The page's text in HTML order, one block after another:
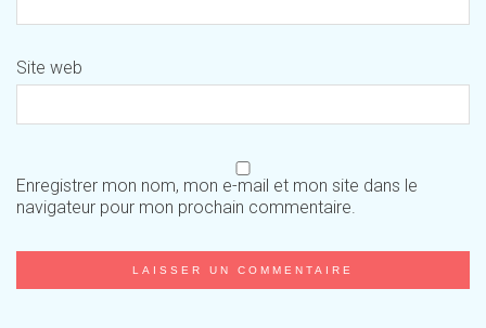
Site web
Enregistrer mon nom, mon e-mail et mon site dans le
navigateur pour mon prochain commentaire.